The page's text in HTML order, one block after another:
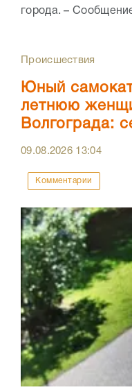
города. –
Происшествия
Юный
летнюю
Волгограда:
09.08.2026 13:04
Комментарии